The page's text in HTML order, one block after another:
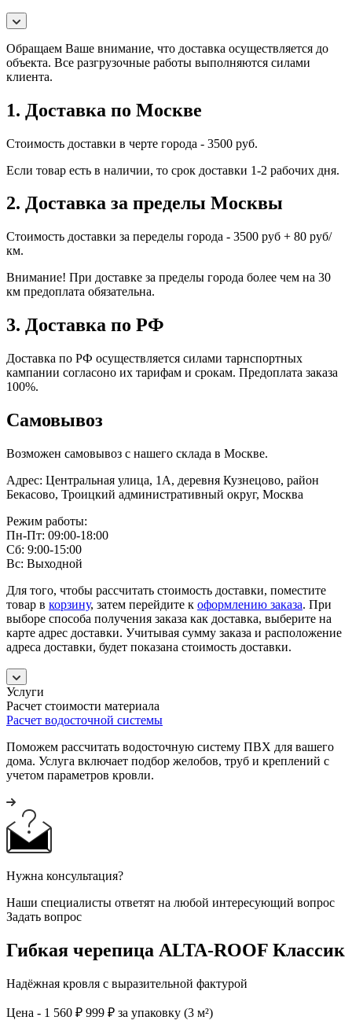
Обращаем Ваше внимание, что доставка осуществляется до
объекта. Все разгрузочные работы выполняются силами
клиента.
1. Доставка по Москве
Стоимость доставки в черте города - 3500 руб.
Если товар есть в наличии, то срок доставки 1-2 рабочих дня.
2. Доставка за пределы Москвы
Стоимость доставки за переделы города - 3500 руб + 80 руб/
км.
Внимание! При доставке за пределы города более чем на 30
км предоплата обязательна.
3. Доставка по РФ
Доставка по РФ осуществляется силами тарнспортных
кампании согласоно их тарифам и срокам. Предоплата заказа
100%.
Самовывоз
Возможен самовывоз с нашего склада в Москве.
Адрес: Центральная улица, 1А, деревня Кузнецово, район
Бекасово, Троицкий административный округ, Москва
Режим работы:
Пн-Пт: 09:00-18:00
Сб: 9:00-15:00
Вс: Выходной
Для того, чтобы рассчитать стоимость доставки, поместите
товар в корзину, затем перейдите к оформлению заказа. При
выборе способа получения заказа как доставка, выберите на
карте адрес доставки. Учитывая сумму заказа и расположение
адреса доставки, будет показана стоимость доставки.
Услуги
Расчет стоимости материала
Расчет водосточной системы
Поможем рассчитать водосточную систему ПВХ для вашего
дома. Услуга включает подбор желобов, труб и креплений с
учетом параметров кровли.
Нужна консультация?
Наши специалисты ответят на любой интересующий вопрос
Задать вопрос
Гибкая черепица ALTA-ROOF Классик
Надёжная кровля с выразительной фактурой
Цена - 1 560 ₽ 999 ₽ за упаковку (3 м²)